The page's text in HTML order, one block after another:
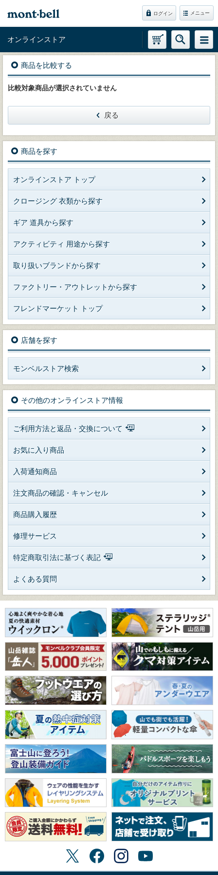
ログイン メニュー
オンラインストア
商品を比較する
比較対象商品が選択されていません
戻る
商品を探す
オンラインストア トップ
クロージング 衣類から探す
ギア 道具から探す
アクティビティ 用途から探す
取り扱いブランドから探す
ファクトリー・アウトレットから探す
フレンドマーケット トップ
店舗を探す
モンベルストア検索
その他のオンラインストア情報
ご利用方法と返品・交換について
お気に入り商品
入荷通知商品
注文商品の確認・キャンセル
商品購入履歴
修理サービス
特定商取引法に基づく表記
よくある質問